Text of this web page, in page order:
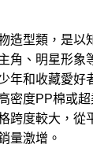
造型類，是以
角、明星形
年和收藏愛好
密度PP棉或
跨度較大，從
量激增。